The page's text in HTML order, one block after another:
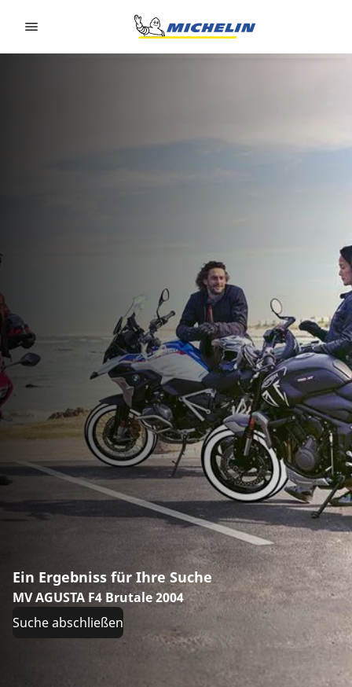
Ein Ergebniss für Ihre Suche
MV AGUSTA F4 Brutale 2004
Suche abschließen